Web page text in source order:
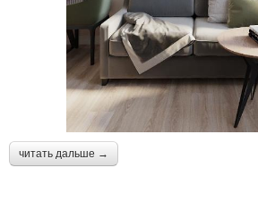
читать дальше →